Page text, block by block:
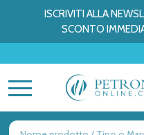
ISCRIVITI ALLA
SCONTO
Ricerca